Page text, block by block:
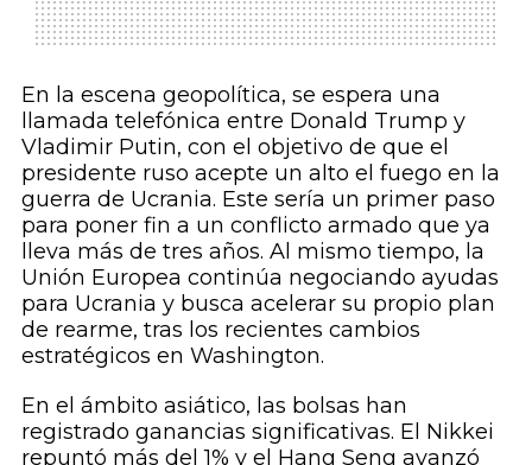
En la escena geopolítica, se espera una
llamada telefónica entre Donald Trump y
Vladimir Putin, con el objetivo de que el
presidente ruso acepte un alto el fuego en la
guerra de Ucrania. Este sería un primer paso
para poner fin a un conflicto armado que ya
lleva más de tres años. Al mismo tiempo, la
Unión Europea continúa negociando ayudas
para Ucrania y busca acelerar su propio plan
de rearme, tras los recientes cambios
estratégicos en Washington.
En el ámbito asiático, las bolsas han
registrado ganancias significativas. El Nikkei
repuntó más del 1% y el Hang Seng avanzó